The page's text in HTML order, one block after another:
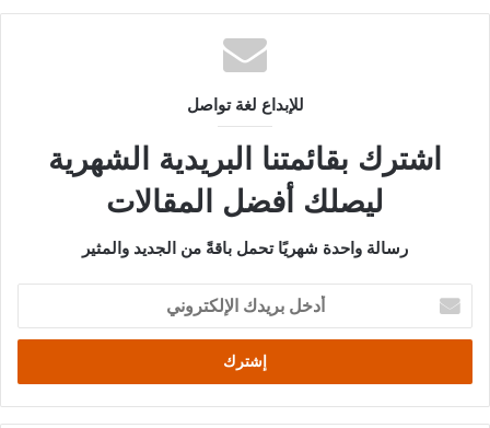
للإبداع لغة تواصل
اشترك بقائمتنا البريدية الشهرية
ليصلك أفضل المقالات
رسالة واحدة شهريًا تحمل باقةً من الجديد والمثير
أدخل
بريدك
الإلكتروني